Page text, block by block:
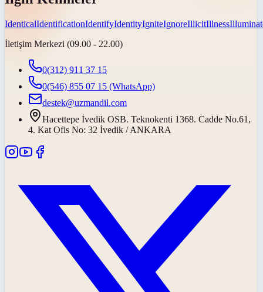
IdenticalIdentificationIdentifyIdentityIgniteIgnoreIllicitIllness
İletişim Merkezi (09.00 - 22.00)
0(312) 911 37 15
0(546) 855 07 15 (WhatsApp)
destek@uzmandil.com
Hacettepe İvedik OSB. Teknokenti 1368. Cadde No.61,
4. Kat Ofis No: 32 İvedik / ANKARA